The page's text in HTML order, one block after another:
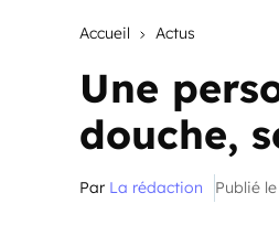
Accueil Actus
Une
douche,
Par La rédaction Publié